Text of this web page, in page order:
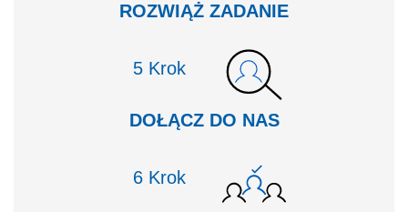
ROZWIĄŻ ZADANIE
Krok
DOŁĄCZ DO NAS
Krok